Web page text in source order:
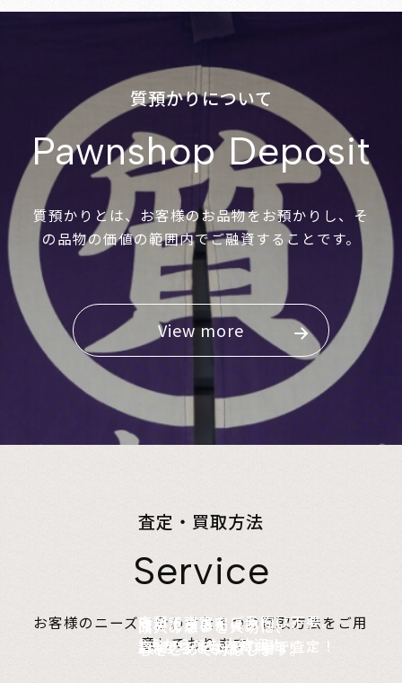
質預かりについて
Pawnshop Deposit
質預かりとは、お客様のお品物をお預かりし、そ
の品物の価値の範囲内でご融資することです。
View more
査定・買取方法
Service
お客様のニーズに合わせた４つの買取方法をご用
意しております。
店頭で査定、ご予約は不要。
1点からでも大歓迎！
無料でご自宅にお伺い、
査定のプロがその場で査定！
詰めて送るだけ。
1点からでも送料無料！
故人の想いを大切に、
心をこめて対応します。